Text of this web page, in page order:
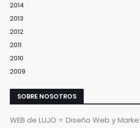
2014
2013
2012
2011
2010
2009
SOBRE NOSOTROS
WEB de LUJO ⭐ Diseño Web y